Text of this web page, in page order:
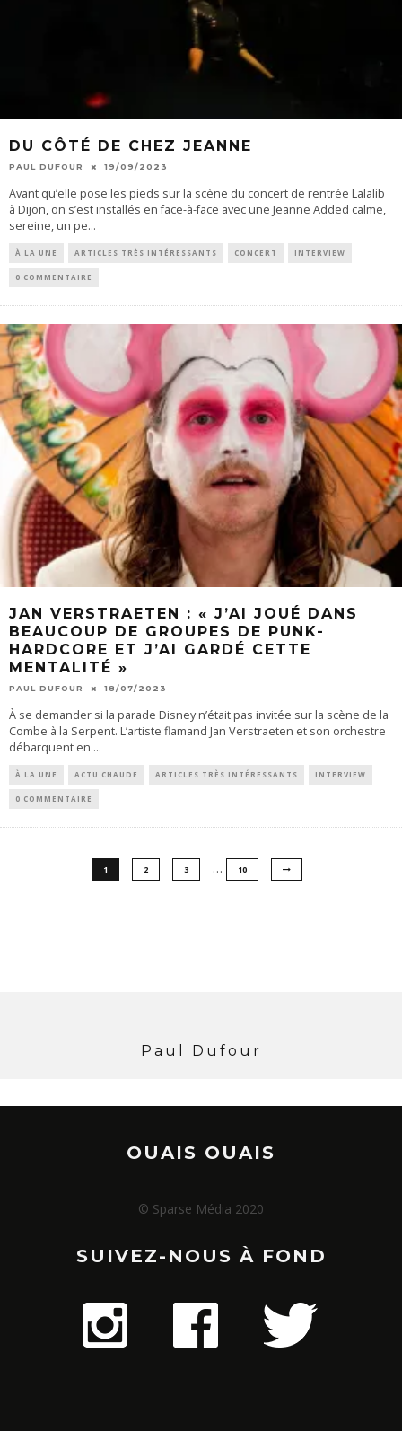
DU CÔTÉ DE CHEZ JEANNE
PAUL DUFOUR 19/09/2023
Avant qu’elle pose les pieds sur la scène du concert de rentrée Lalalib
à Dijon, on s’est installés en face-à-face avec une Jeanne Added calme,
sereine, un pe...
À LA UNE ARTICLES TRÈS INTÉRESSANTS CONCERT INTERVIEW
0 COMMENTAIRE
JAN VERSTRAETEN : « J’AI JOUÉ DANS
BEAUCOUP DE GROUPES DE PUNK-
HARDCORE ET J’AI GARDÉ CETTE
MENTALITÉ »
PAUL DUFOUR 18/07/2023
À se demander si la parade Disney n’était pas invitée sur la scène de la
Combe à la Serpent. L’artiste flamand Jan Verstraeten et son orchestre
débarquent en ...
À LA UNE ACTU CHAUDE ARTICLES TRÈS INTÉRESSANTS INTERVIEW
0 COMMENTAIRE
1 2 3 … 10
Paul Dufour
OUAIS OUAIS
© Sparse Média 2020
SUIVEZ-NOUS À FOND